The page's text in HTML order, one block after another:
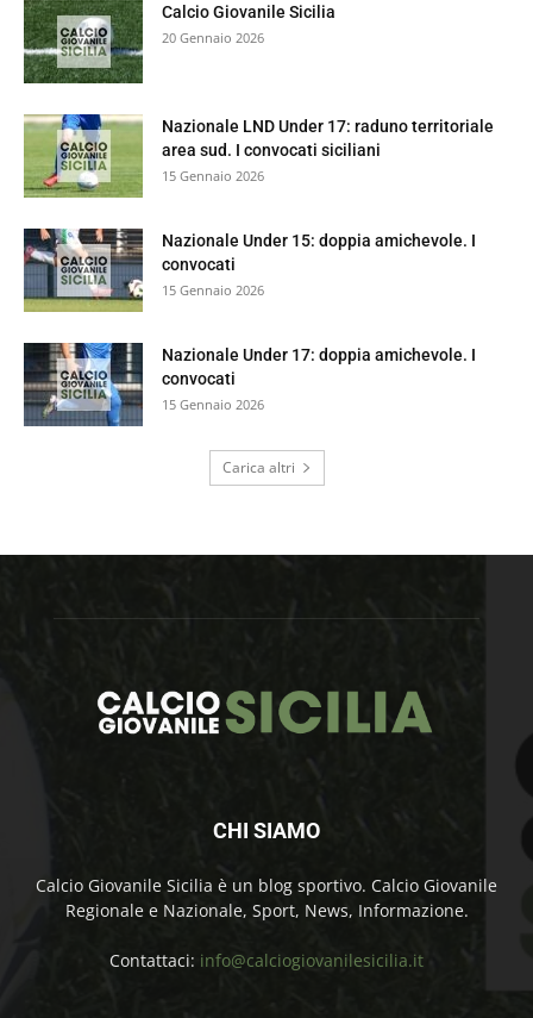
Calcio Giovanile Sicilia
20 Gennaio 2026
Nazionale LND Under 17: raduno territoriale
area sud. I convocati siciliani
15 Gennaio 2026
Nazionale Under 15: doppia amichevole. I
convocati
15 Gennaio 2026
Nazionale Under 17: doppia amichevole. I
convocati
15 Gennaio 2026
Carica altri
CHI SIAMO
Calcio Giovanile Sicilia è un blog sportivo. Calcio Giovanile
Regionale e Nazionale, Sport, News, Informazione.
Contattaci: info@calciogiovanilesicilia.it